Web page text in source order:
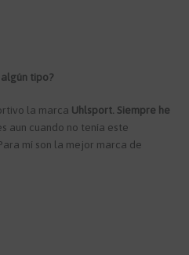
tipo?
la marca Uhlsport. Siempre he
aun cuando no tenía este
mí son la mejor marca de